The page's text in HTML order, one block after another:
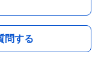
問する